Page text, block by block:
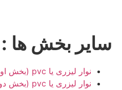
سایر بخش ها :
نوار لیزری یا pvc (بخش اول)
نوار لیزری یا pvc (بخش دوم)